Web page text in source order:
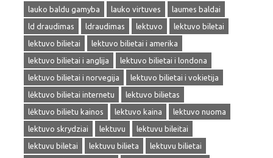
lauko baldu gamyba
lauko virtuves
laumes baldai
ld draudimas
ldraudimas lektuvo
lektuvo biletai
lektuvo bilietai
lektuvo bilietai i amerika
lektuvo bilietai i anglija
lektuvo bilietai i londona
lektuvo bilietai i norvegija
lektuvo bilietai i vokietija
lėktuvo bilietai internetu
lektuvo bilietas
lėktuvo bilietu kainos
lektuvo kaina
lektuvo nuoma
lektuvo skrydziai
lektuvu
lektuvu bileitai
lektuvu biletai
lektuvu bilieta
lektuvu bilietai